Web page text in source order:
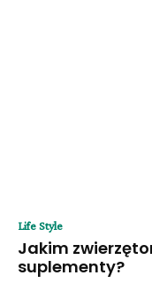
Life Style
Jakim
suplementy?